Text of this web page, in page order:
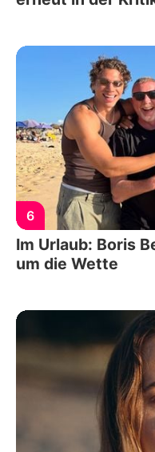
6
Im Urlaub: Boris
um die Wette